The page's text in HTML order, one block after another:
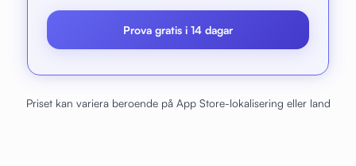
Prova gratis i 14 dagar
Priset kan variera beroende på App Store-lokalisering eller land